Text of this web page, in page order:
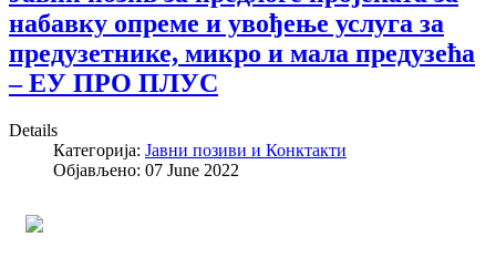
набавку опреме и увођење услуга за
предузетнике, микро и мала предузећа
– ЕУ ПРО ПЛУС
Details
Категорија: Јавни позиви и Конктакти
Објављено: 07 June 2022